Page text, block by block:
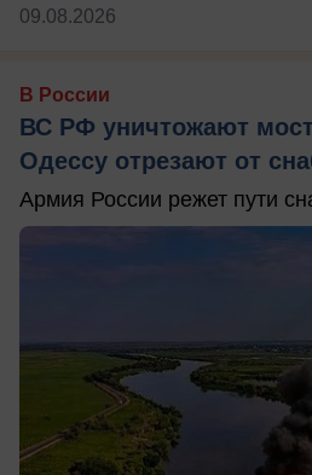
09.08.2026
В России
ВС РФ уничтожают
Одессу отрезают от
Армия России режет пути